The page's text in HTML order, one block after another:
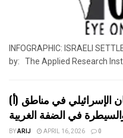
INFOGRAPHIC: ISRAELI
by: The Applied Research
الإسرائيلي في مناطق (أ)
BYARIJ APRIL 16, 2026 0